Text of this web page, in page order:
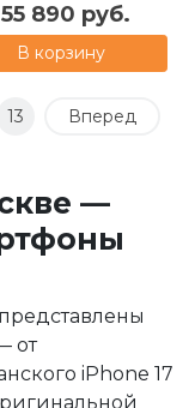
55 890 руб.
В корзину
13 Вперед
—
от
iPhone 17